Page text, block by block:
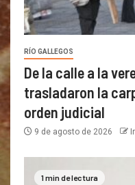
RÍO GALLEGOS
De la calle a la
trasladaron la
orden judicial
9 de agosto de 2026
1 min de lectura